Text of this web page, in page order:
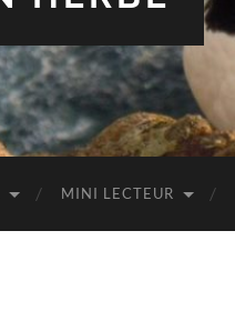
MINI LECTEUR